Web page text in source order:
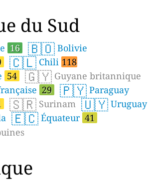
du Sud
16 🇧🇴 Bolivie
🇨🇱 Chili 118
54 🇬🇾 Guyane britannique
29 🇵🇾 Paraguay
🇸🇷 Surinam 🇺🇾 Uruguay
🇪🇨 Équateur 41